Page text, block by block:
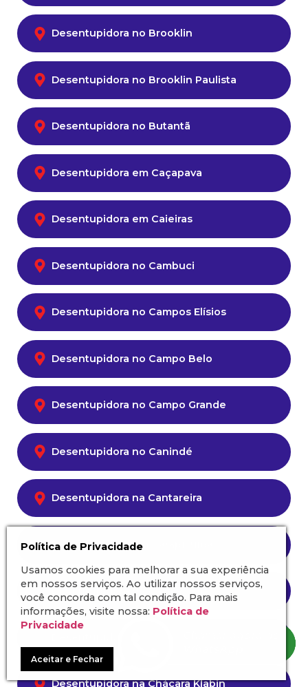
Desentupidora no Brooklin
Desentupidora no Brooklin Paulista
Desentupidora no Butantã
Desentupidora em Caçapava
Desentupidora em Caieiras
Desentupidora no Cambuci
Desentupidora no Campos Elísios
Desentupidora no Campo Belo
Desentupidora no Campo Grande
Desentupidora no Canindé
Desentupidora na Cantareira
Desentupidora em Carapicuíba
Desentupidora na Casa Verde
Desentupidora na Chácara Klabin
Política de Privacidade
Usamos cookies para melhorar a sua experiência
em nossos serviços. Ao utilizar nossos serviços,
você concorda com tal condição. Para mais
informações, visite nossa: Política de
Privacidade
Aceitar e Fechar